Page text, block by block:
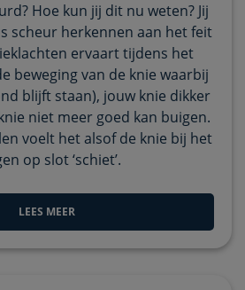
Hoe kun jij dit nu weten? Jij
scheur herkennen aan het feit
ervaart tijdens het
beweging van de knie waarbij
blijft staan), jouw knie dikker
niet meer goed kan buigen.
voelt het alsof de knie bij het
op slot ‘schiet’.
LEES MEER